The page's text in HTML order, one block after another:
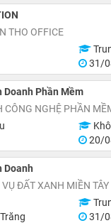
THO OFFICE
31/
Doanh Phần Mềm
CÔNG NGHỆ PHẦN
20/
Doanh
ĐẤT XANH MIỀN TÂY
31/